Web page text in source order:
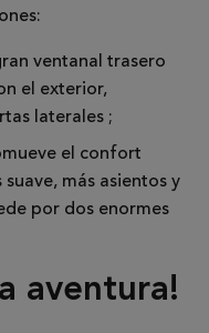
ventanal trasero
el exterior,
laterales ;
el confort
más asientos y
por dos enormes
aventura!